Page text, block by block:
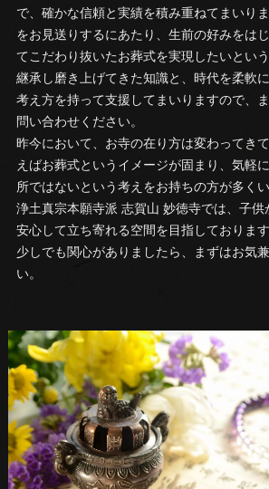
で、確かな信頼と実績を積み重ねてまいり
をお見送りするにあたり、生前の好みをは
てこだわり抜いたお葬式を実現したいとい
継承し磨き上げてきた知識と、時代を柔軟
考え方を持って支援してまいりますので、
問い合わせください。
昨今において、お寺の在り方は変わってき
えばお葬式というイメージが固まり、気軽
所ではないという考えをお持ちの方が多く
浄土真宗本願寺派 志賀山 妙徳寺では、子供
安心して立ち寄れる空間を目指しておりま
少しでも関心がありましたら、まずはお気
い。